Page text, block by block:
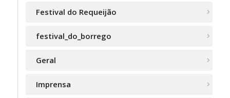
Festival do Requeijão
festival_do_borrego
Geral
Imprensa